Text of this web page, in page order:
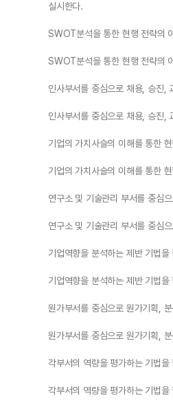
실시한다.
SWOT분석을 통한 현행 전략의
SWOT분석을 통한 현행 전략의
인사부서를 중심으로 채용, 승진,
인사부서를 중심으로 채용, 승진,
기업의 가치사슬의 이해를 통한
기업의 가치사슬의 이해를 통한
연구소 및 기술관리 부서를 중심
연구소 및 기술관리 부서를 중심
기업역향을 분석하는 제반 기법
기업역향을 분석하는 제반 기법
원가부서를 중심으로 원가기획,
원가부서를 중심으로 원가기획,
각부서의 역량을 평가하는 기법을
각부서의 역량을 평가하는 기법을